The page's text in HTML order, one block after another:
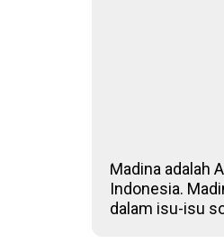
Madina adalah
Indonesia.
dalam isu-isu